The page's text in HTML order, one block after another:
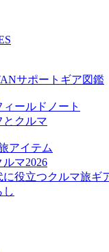
サポートギア図鑑
ールドノート
とクルマ
アイテム
マ2026
に役立つクルマ旅ギ
し